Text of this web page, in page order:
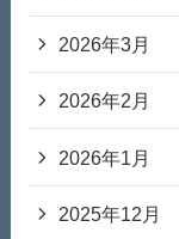
2026年3月
2026年2月
2026年1月
2025年12月